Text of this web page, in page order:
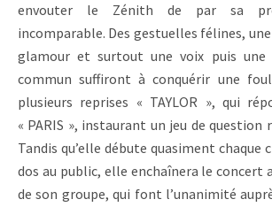
envouter le Zénith de par sa
incomparable. Des gestuelles félines,
glamour et surtout une voix puis
commun suffiront à conquérir une
plusieurs reprises « TAYLOR », qui
« PARIS », instaurant un jeu de question
Tandis qu’elle débute quasiment chaque
dos au public, elle enchaînera le concert
de son groupe, qui font l’unanimité